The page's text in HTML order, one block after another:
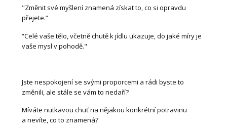
"Změnit své myšlení znamená získat to, co si opravdu
přejete.”
“Celé vaše tělo, včetně chutě k jídlu ukazuje, do jaké míry je
vaše mysl v pohodě."
Jste nespokojení se svými proporcemi a rádi byste to
změnili, ale stále se vám to nedaří?
Míváte nutkavou chuť na nějakou konkrétní potravinu
a nevíte, co to znamená?